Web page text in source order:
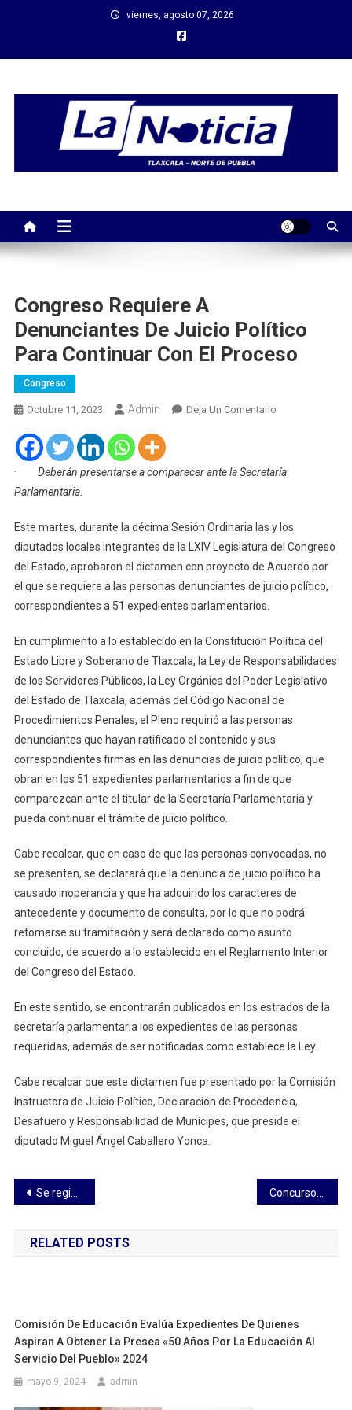
viernes, agosto 07, 2026
Congreso Requiere A
Denunciantes De Juicio Político
Para Continuar Con El Proceso
Congreso
Octubre 11, 2023 Admin Deja Un ComentarioEn
Para
Continuar
Con
· Deberán presentarse a comparecer ante la Secretaría
Parlamentaria.
Este martes, durante la décima Sesión Ordinaria las y los
diputados locales integrantes de la LXIV Legislatura del Congreso
del Estado, aprobaron el dictamen con proyecto de Acuerdo por
el que se requiere a las personas denunciantes de juicio político,
correspondientes a 51 expedientes parlamentarios.
En cumplimiento a lo establecido en la Constitución Política del
Estado Libre y Soberano de Tlaxcala, la Ley de Responsabilidades
de los Servidores Públicos, la Ley Orgánica del Poder Legislativo
del Estado de Tlaxcala, además del Código Nacional de
Procedimientos Penales, el Pleno requirió a las personas
denunciantes que hayan ratificado el contenido y sus
correspondientes firmas en las denuncias de juicio político, que
obran en los 51 expedientes parlamentarios a fin de que
comparezcan ante el titular de la Secretaría Parlamentaria y
pueda continuar el trámite de juicio político.
Cabe recalcar, que en caso de que las personas convocadas, no
se presenten, se declarará que la denuncia de juicio político ha
causado inoperancia y que ha adquirido los caracteres de
antecedente y documento de consulta, por lo que no podrá
retomarse su tramitación y será declarado como asunto
concluido, de acuerdo a lo establecido en el Reglamento Interior
del Congreso del Estado.
En este sentido, se encontrarán publicados en los estrados de la
secretaría parlamentaria los expedientes de las personas
requeridas, además de ser notificadas como establece la Ley.
Cabe recalcar que este dictamen fue presentado por la Comisión
Instructora de Juicio Político, Declaración de Procedencia,
Desafuero y Responsabilidad de Munícipes, que preside el
diputado Miguel Ángel Caballero Yonca.
Navegación
de
entradas
Se registran 40 profesionales interesados en ocupar el cargo de titular del OFS Concurso de disfraces: Rueda, camina y trota con tu mascota
RELATED POSTS
Comisión De Educación Evalúa Expedientes De Quienes
Aspiran A Obtener La Presea «50 Años Por La Educación Al
Servicio Del Pueblo» 2024
mayo 9, 2024 admin